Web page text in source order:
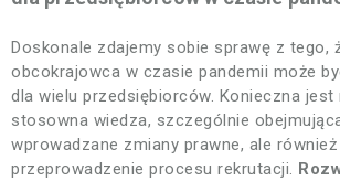
Doskonale zdajemy sobie sprawę z tego,
obcokrajowca w czasie pandemii może
dla wielu przedsiębiorców. Konieczna jest
stosowna wiedza, szczególnie
wprowadzane zmiany prawne, ale
przeprowadzenie procesu rekrutacji.